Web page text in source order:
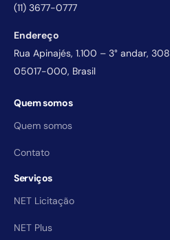
(11) 3677-0777
Endereço
Rua Apinajés, 1.100 – 3° andar,
05017-000, Brasil
Quem somos
Quem somos
Contato
Serviços
NET Licitação
NET Plus